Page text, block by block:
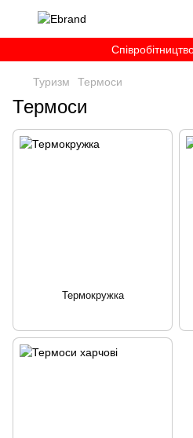
Туризм Термоси
Термоси
Термокружка